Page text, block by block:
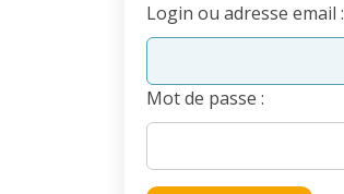
Login ou adresse email :
Mot de passe :